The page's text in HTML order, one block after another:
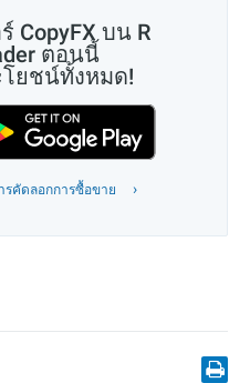
CopyFX บน R
ตอนนี้
ยชน์ทั้งหมด!
รคัดลอกการซื้อขาย